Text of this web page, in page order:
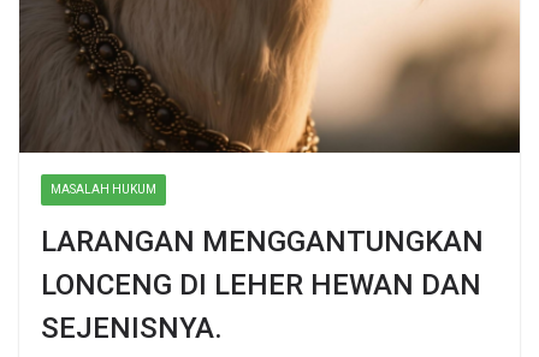
MASALAH HUKUM
LARANGAN MENGGANTUNGKAN
LONCENG DI LEHER HEWAN DAN
SEJENISNYA.